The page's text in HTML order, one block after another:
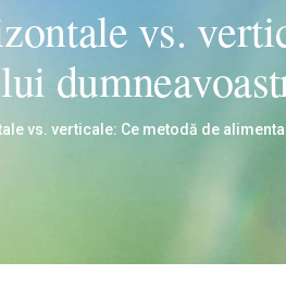
vs.
vs. verticale: Ce metodă de